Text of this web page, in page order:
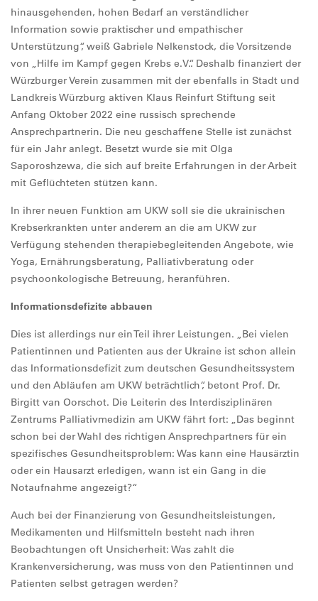
hinausgehenden, hohen Bedarf an verständlicher
Information sowie praktischer und empathischer
Unterstützung“, weiß Gabriele Nelkenstock, die Vorsitzende
von „Hilfe im Kampf gegen Krebs e.V.“. Deshalb finanziert der
Würzburger Verein zusammen mit der ebenfalls in Stadt und
Landkreis Würzburg aktiven Klaus Reinfurt Stiftung seit
Anfang Oktober 2022 eine russisch sprechende
Ansprechpartnerin. Die neu geschaffene Stelle ist zunächst
für ein Jahr anlegt. Besetzt wurde sie mit Olga
Saporoshzewa, die sich auf breite Erfahrungen in der Arbeit
mit Geflüchteten stützen kann.
In ihrer neuen Funktion am UKW soll sie die ukrainischen
Krebserkrankten unter anderem an die am UKW zur
Verfügung stehenden therapiebegleitenden Angebote, wie
Yoga, Ernährungsberatung, Palliativberatung oder
psychoonkologische Betreuung, heranführen.
Informationsdefizite abbauen
Dies ist allerdings nur ein Teil ihrer Leistungen. „Bei vielen
Patientinnen und Patienten aus der Ukraine ist schon allein
das Informationsdefizit zum deutschen Gesundheitssystem
und den Abläufen am UKW beträchtlich“, betont Prof. Dr.
Birgitt van Oorschot. Die Leiterin des Interdisziplinären
Zentrums Palliativmedizin am UKW fährt fort: „Das beginnt
schon bei der Wahl des richtigen Ansprechpartners für ein
spezifisches Gesundheitsproblem: Was kann eine Hausärztin
oder ein Hausarzt erledigen, wann ist ein Gang in die
Notaufnahme angezeigt?“
Auch bei der Finanzierung von Gesundheitsleistungen,
Medikamenten und Hilfsmitteln besteht nach ihren
Beobachtungen oft Unsicherheit: Was zahlt die
Krankenversicherung, was muss von den Patientinnen und
Patienten selbst getragen werden?